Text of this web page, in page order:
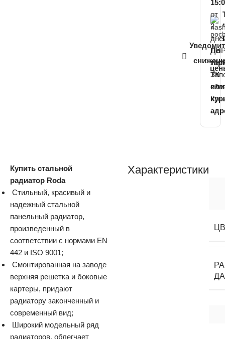
от
2
По
ТК
или
Купить стальной
радиатор Roda
Стильный, красивый и
надежный стальной
панельный радиатор,
произведенный в
соответствии с нормами EN
442 и ISO 9001;
Смонтированная на заводе
верхняя решетка и боковые
картеры, придают
радиатору законченный и
современный вид;
Широкий модельный ряд
радиаторов, облегчает
Характеристики